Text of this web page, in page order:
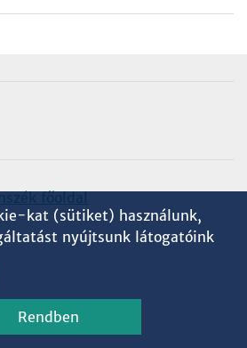
főoldal
kat (sütiket) használunk,
nyújtsunk látogatóink
Rendben